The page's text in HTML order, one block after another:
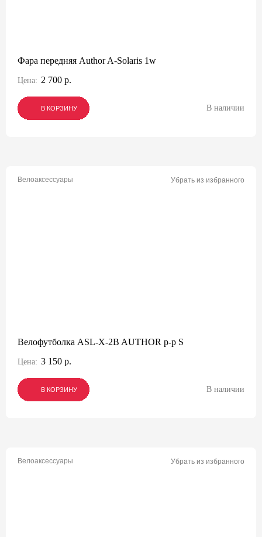
Фара передняя Author A-Solaris 1w
Цена: 2 700 р.
В КОРЗИНУ
В КОРЗИНУ
В КОРЗИНУ В наличии
Велоаксессуары Убрать из избранного
Велофутболка ASL-X-2B AUTHOR р-р S
Цена: 3 150 р.
В КОРЗИНУ
В КОРЗИНУ
В КОРЗИНУ В наличии
Велоаксессуары Убрать из избранного